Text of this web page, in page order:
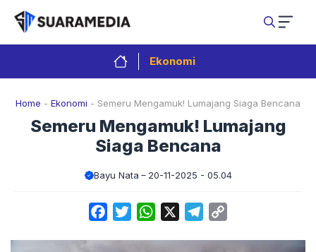
Langsung
isi
Ekonomi
Home - Ekonomi - Semeru Mengamuk! Lumajang Siaga Bencana
Semeru Mengamuk! Lumajang
Siaga Bencana
Bayu Nata 20-11-2025 - 05.04
FacebookTwitterWhatsApp Telegram